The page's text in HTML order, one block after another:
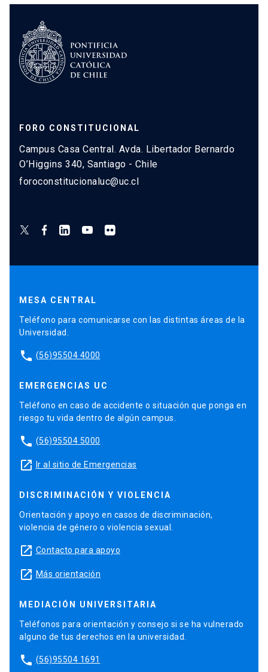
FORO CONSTITUCIONAL
Campus Casa Central. Avda. Libertador Bernardo
O’Higgins 340, Santiago - Chile
foroconstitucionaluc@uc.cl
MESA CENTRAL
Teléfono para comunicarse con las distintas áreas de la
Universidad.
phone (56)95504 4000
EMERGENCIAS UC
Teléfono en caso de accidente o situación que ponga en
riesgo tu vida dentro de algún campus.
phone (56)95504 5000
launch Ir al sitio de Emergencias
DISCRIMINACIÓN Y VIOLENCIA
Orientación y apoyo en casos de discriminación,
violencia de género o violencia sexual.
launch Contacto para apoyo
launch Más orientación
MEDIACIÓN UNIVERSITARIA
Teléfonos para orientación y consejo si se ha vulnerado
alguno de tus derechos en la universidad.
phone (56)95504 1691